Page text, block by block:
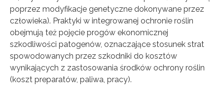
poprzez modyfikacje genetyczne dokonywane przez
człowieka). Praktyki w integrowanej ochronie roślin
obejmują też pojęcie progów ekonomicznej
szkodliwości patogenów, oznaczające stosunek strat
spowodowanych przez szkodniki do kosztów
wynikających z zastosowania środków ochrony roślin
(koszt preparatów, paliwa, pracy).